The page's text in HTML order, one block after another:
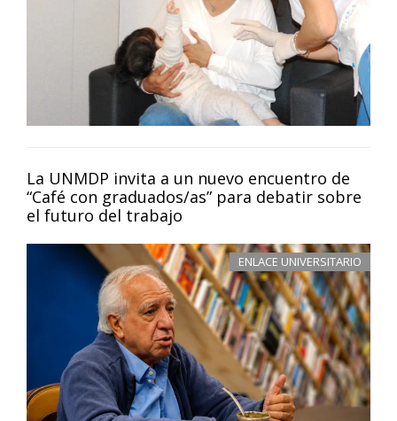
La UNMDP invita a un nuevo encuentro de
“Café con graduados/as” para debatir sobre
el futuro del trabajo
ENLACE UNIVERSITARIO